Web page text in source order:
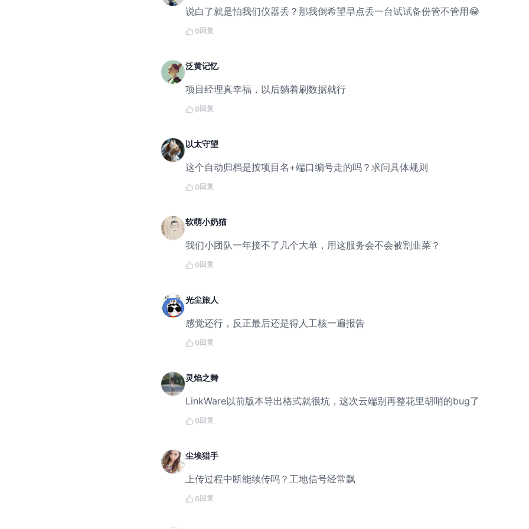
说白了就是怕我们仪器丢？那我倒希望早点丢一台试试备份管不管用😂
0回复
泛黄记忆
项目经理真幸福，以后躺着刷数据就行
0回复
以太守望
这个自动归档是按项目名+端口编号走的吗？求问具体规则
0回复
软萌小奶猫
我们小团队一年接不了几个大单，用这服务会不会被割韭菜？
0回复
光尘旅人
感觉还行，反正最后还是得人工核一遍报告
0回复
灵焰之舞
LinkWare以前版本导出格式就很坑，这次云端别再整花里胡哨的bug了
0回复
尘埃猎手
上传过程中断能续传吗？工地信号经常飘
0回复